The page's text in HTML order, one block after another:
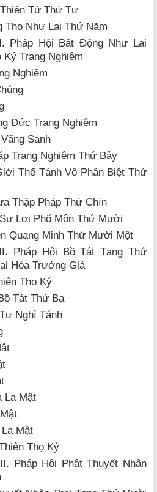
Tử Thứ Tư
Thọ Như Lai Thứ Năm
Pháp Hội Bất Động Như Lai
Trang Nghiêm
Nghiêm
Đức Trang Nghiêm
Sanh
Trang Nghiêm Thứ Bảy
Thế Tánh Vô Phân Biệt Thứ
Thập Pháp Thứ Chín
Lợi Phố Môn Thứ Mười
Quang Minh Thứ Mười Một
Pháp Hội Bồ Tát Tạng Thứ
Hóa Trưởng Giả
Thọ Ký
Tát Thứ Ba
Nghì Tánh
La Mật
Mật
Thọ Ký
Pháp Hội Phật Thuyết Nhân